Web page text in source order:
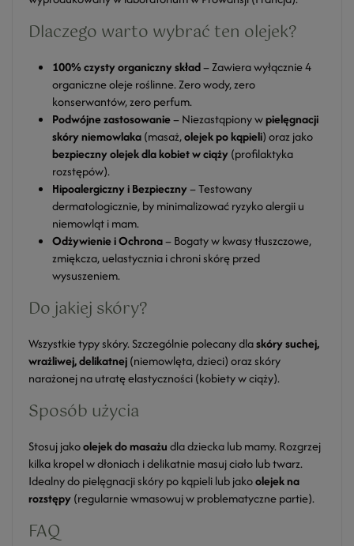
Dlaczego warto wybrać ten olejek?
100% czysty organiczny skład– Zawiera wyłącznie 4
organiczne oleje roślinne. Zero wody, zero
konserwantów, zero perfum.
Podwójne zastosowanie– Niezastąpiony wpielęgnacji
skóry niemowlaka(masaż,olejek po kąpieli) oraz jako
bezpieczny olejek dla kobiet w ciąży(profilaktyka
rozstępów).
Hipoalergiczny i Bezpieczny– Testowany
dermatologicznie, by minimalizować ryzyko alergii u
niemowląt i mam.
Odżywienie i Ochrona– Bogaty w kwasy tłuszczowe,
zmiękcza, uelastycznia i chroni skórę przed
wysuszeniem.
Do jakiej skóry?
Wszystkie typy skóry. Szczególnie polecany dlaskóry suchej,
wrażliwej, delikatnej(niemowlęta, dzieci) oraz skóry
narażonej na utratę elastyczności (kobiety w ciąży).
Sposób użycia
Stosuj jakoolejek do masażudla dziecka lub mamy. Rozgrzej
kilka kropel w dłoniach i delikatnie masuj ciało lub twarz.
Idealny do pielęgnacji skóry po kąpieli lub jakoolejek na
rozstępy(regularnie wmasowuj w problematyczne partie).
FAQ